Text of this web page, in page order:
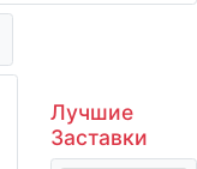
Лучшие
Заставки